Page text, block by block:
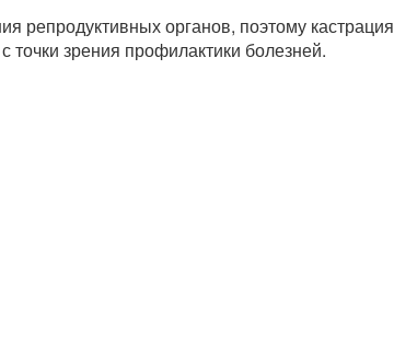
репродуктивных органов, поэтому кастрация
точки зрения профилактики болезней.